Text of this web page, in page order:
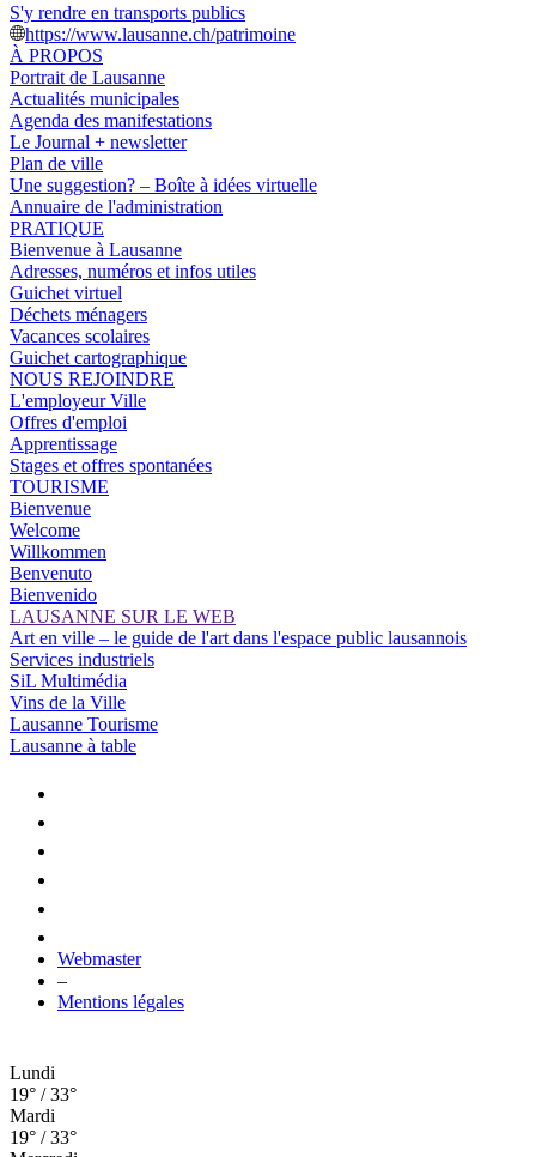
S'y rendre en transports publics
https://www.lausanne.ch/patrimoine
À PROPOS
Portrait de Lausanne
Actualités municipales
Agenda des manifestations
Le Journal + newsletter
Plan de ville
Une suggestion? – Boîte à idées virtuelle
Annuaire de l'administration
PRATIQUE
Bienvenue à Lausanne
Adresses, numéros et infos utiles
Guichet virtuel
Déchets ménagers
Vacances scolaires
Guichet cartographique
NOUS REJOINDRE
L'employeur Ville
Offres d'emploi
Apprentissage
Stages et offres spontanées
TOURISME
Bienvenue
Welcome
Willkommen
Benvenuto
Bienvenido
LAUSANNE SUR LE WEB
Art en ville – le guide de l'art dans l'espace public lausannois
Services industriels
SiL Multimédia
Vins de la Ville
Lausanne Tourisme
Lausanne à table
Webmaster
–
Mentions légales
Lundi
19° / 33°
Mardi
19° / 33°